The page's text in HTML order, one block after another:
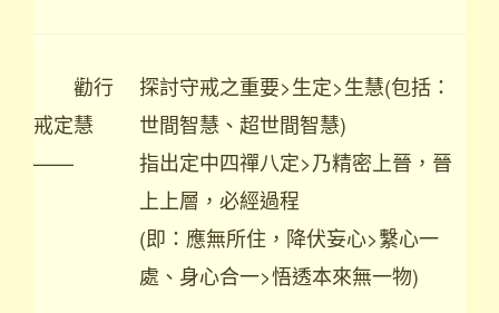
勸行
戒定慧
——
探討守戒之重要>生定>生慧(包括：
世間智慧、超世間智慧)
指出定中四禪八定>乃精密上晉，晉
上上層，必經過程
(即：應無所住，降伏妄心>繫心一
處、身心合一>悟透本來無一物)